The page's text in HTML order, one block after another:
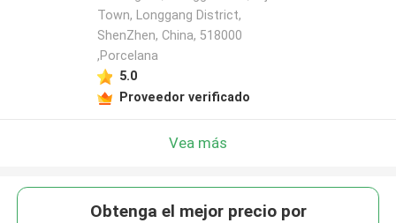
Town, Longgang District,
ShenZhen, China, 518000
,Porcelana
5.0
Proveedor verificado
Vea más
Obtenga el mejor precio por